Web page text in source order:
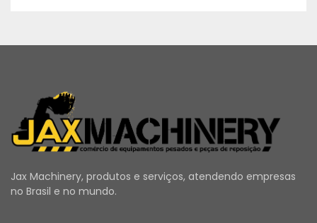
Jax Machinery, produtos e serviços, atendendo empresas
no Brasil e no mundo.